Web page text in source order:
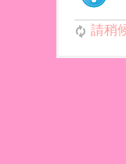
請稍